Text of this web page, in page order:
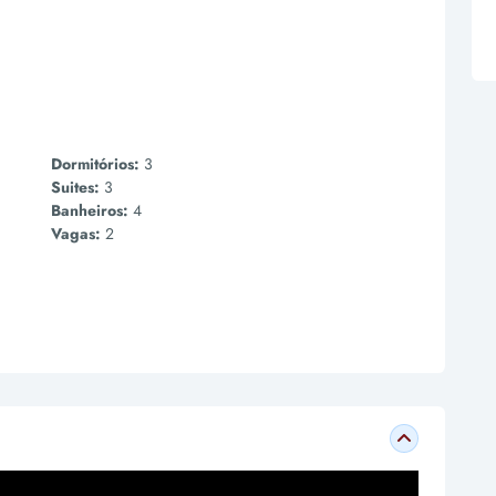
Dormitórios: 3
Suites: 3
Banheiros: 4
Vagas: 2